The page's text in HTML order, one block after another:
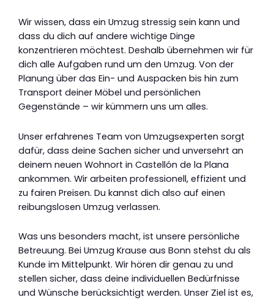
Wir wissen, dass ein Umzug stressig sein kann und
dass du dich auf andere wichtige Dinge
konzentrieren möchtest. Deshalb übernehmen wir für
dich alle Aufgaben rund um den Umzug. Von der
Planung über das Ein- und Auspacken bis hin zum
Transport deiner Möbel und persönlichen
Gegenstände – wir kümmern uns um alles.
Unser erfahrenes Team von Umzugsexperten sorgt
dafür, dass deine Sachen sicher und unversehrt an
deinem neuen Wohnort in Castellón de la Plana
ankommen. Wir arbeiten professionell, effizient und
zu fairen Preisen. Du kannst dich also auf einen
reibungslosen Umzug verlassen.
Was uns besonders macht, ist unsere persönliche
Betreuung. Bei Umzug Krause aus Bonn stehst du als
Kunde im Mittelpunkt. Wir hören dir genau zu und
stellen sicher, dass deine individuellen Bedürfnisse
und Wünsche berücksichtigt werden. Unser Ziel ist es,